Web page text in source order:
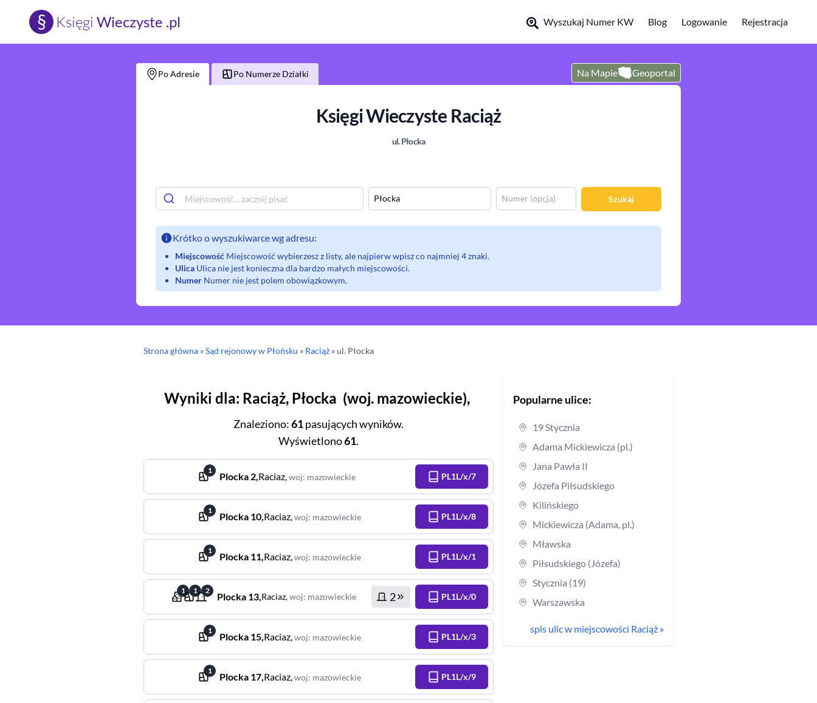
§ Księgi Wieczyste .pl Wyszukaj Numer KW Blog Logowanie Rejestracja
Po Adresie Po Numerze Działki Na Mapie Geoportal
Księgi Wieczyste Raciąż
ul.Płocka
Szukaj
Krótko o wyszukiwarce wg adresu:
Miejscowość Miejscowość wybierzesz z listy, ale najpierw wpisz co najmniej 4 znaki.
Ulica Ulica nie jest konieczna dla bardzo małych miejscowości.
Numer Numer nie jest polem obowiązkowym.
Strona główna »Sąd rejonowyw Płońsku » Raciąż » ul. Płocka
Wyniki dla: Raciąż, Płocka (woj. mazowieckie),
Znaleziono:61pasujących wyników.
Wyświetlono61.
1
Plocka 2,Raciaz,woj: mazowieckie PL1L/x/7
1
Plocka 10,Raciaz,woj: mazowieckie PL1L/x/8
1
Plocka 11,Raciaz,woj: mazowieckie PL1L/x/1
1 1 2
Plocka 13,Raciaz,woj: mazowieckie 2 PL1L/x/0
1
Plocka 15,Raciaz,woj: mazowieckie PL1L/x/3
1
Plocka 17,Raciaz,woj: mazowieckie PL1L/x/9
Popularne ulice:
19 Stycznia
Adama Mickiewicza (pl.)
Jana Pawła II
Józefa Piłsudskiego
Kilińskiego
Mickiewicza (Adama, pl.)
Mławska
Piłsudskiego (Józefa)
Stycznia (19)
Warszawska
spis ulic w miejscowości Raciąż »